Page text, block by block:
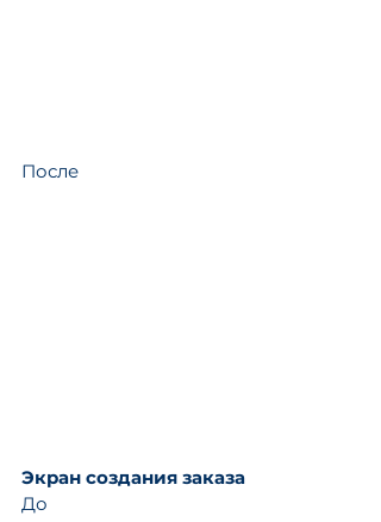
После
Экран создания заказа
До